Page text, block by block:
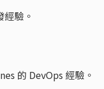
驗。
的 DevOps 經驗。